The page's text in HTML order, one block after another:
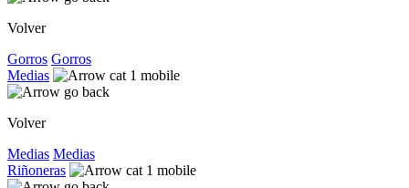
Volver
Gorros Gorros
Medias
Volver
Medias Medias
Riñoneras